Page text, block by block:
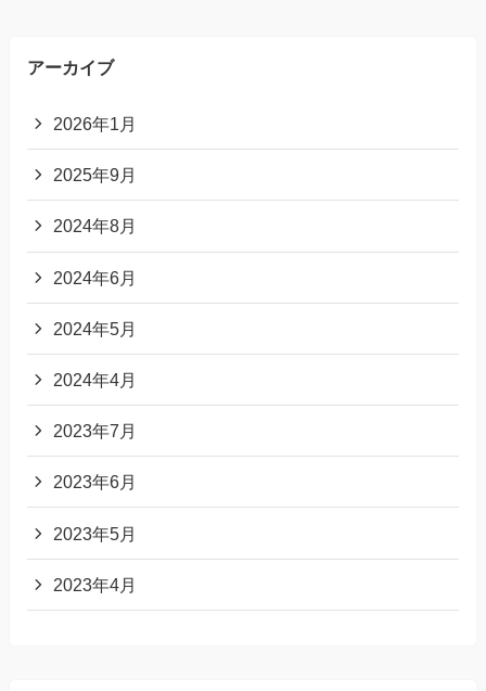
アーカイブ
2026年1月
2025年9月
2024年8月
2024年6月
2024年5月
2024年4月
2023年7月
2023年6月
2023年5月
2023年4月